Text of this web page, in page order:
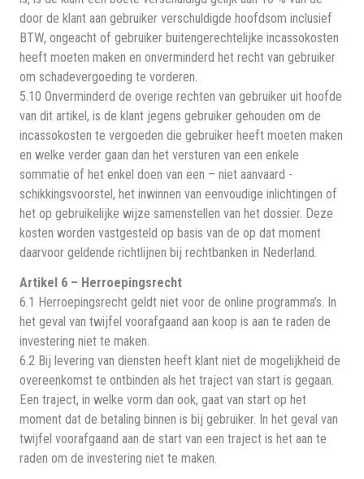
door de klant aan gebruiker verschuldigde hoofdsom inclusief
BTW, ongeacht of gebruiker buitengerechtelijke incassokosten
heeft moeten maken en onverminderd het recht van gebruiker
om schadevergoeding te vorderen.
5.10 Onverminderd de overige rechten van gebruiker uit hoofde
van dit artikel, is de klant jegens gebruiker gehouden om de
incassokosten te vergoeden die gebruiker heeft moeten maken
en welke verder gaan dan het versturen van een enkele
sommatie of het enkel doen van een – niet aanvaard -
schikkingsvoorstel, het inwinnen van eenvoudige inlichtingen of
het op gebruikelijke wijze samenstellen van het dossier. Deze
kosten worden vastgesteld op basis van de op dat moment
daarvoor geldende richtlijnen bij rechtbanken in Nederland.
Artikel 6 – Herroepingsrecht
6.1 Herroepingsrecht geldt niet voor de online programma’s. In
het geval van twijfel voorafgaand aan koop is aan te raden de
investering niet te maken.
6.2 Bij levering van diensten heeft klant niet de mogelijkheid de
overeenkomst te ontbinden als het traject van start is gegaan.
Een traject, in welke vorm dan ook, gaat van start op het
moment dat de betaling binnen is bij gebruiker. In het geval van
twijfel voorafgaand aan de start van een traject is het aan te
raden om de investering niet te maken.